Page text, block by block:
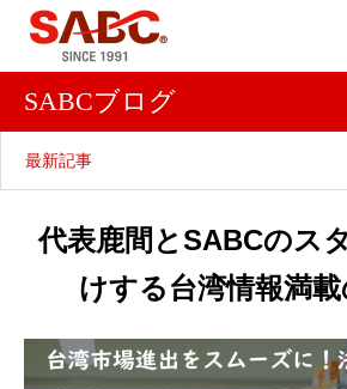
SABCブログ
最新記事
代表鹿間とSABCのス
けする台湾情報満